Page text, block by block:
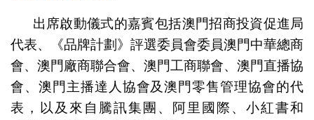
出席啟動儀式的嘉賓包括澳門招商投資促進局
代表、《品牌計劃》評選委員會委員澳門中華總商
會、澳門廠商聯合會、澳門工商聯會、澳門直播協
會、澳門主播達人協會及澳門零售管理協會的代
表，以及來自騰訊集團、阿里國際、小紅書和